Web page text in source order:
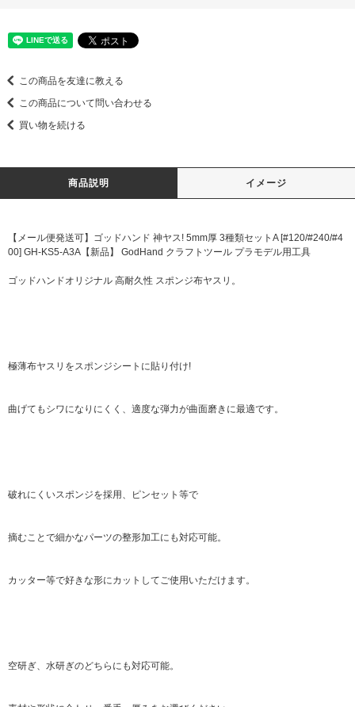
この商品を友達に教える
この商品について問い合わせる
買い物を続ける
商品説明 イメージ
【メール便発送可】ゴッドハンド 神ヤス! 5mm厚 3種類セットA [#120/#240/#4
00] GH-KS5-A3A【新品】 GodHand クラフトツール プラモデル用工具
ゴッドハンドオリジナル 高耐久性 スポンジ布ヤスリ。
極薄布ヤスリをスポンジシートに貼り付け!
曲げてもシワになりにくく、適度な弾力が曲面磨きに最適です。
破れにくいスポンジを採用、ピンセット等で
摘むことで細かなパーツの整形加工にも対応可能。
カッター等で好きな形にカットしてご使用いただけます。
空研ぎ、水研ぎのどちらにも対応可能。